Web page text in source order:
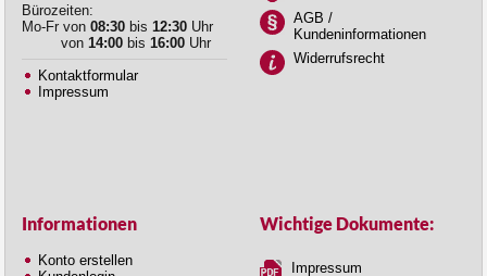
Bürozeiten:
Mo-Fr von 08:30 bis 12:30 Uhr
von 14:00 bis 16:00 Uhr
Kontaktformular
Impressum
AGB /
Kundeninformationen
Widerrufsrecht
Informationen
Konto erstellen
Wichtige Dokumente:
Impressum